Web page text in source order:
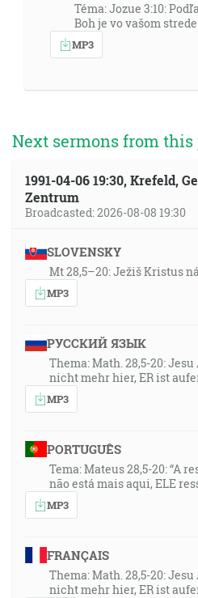
Téma: Jozue 3:10:
Boh je vo vašom
MP3
Next sermons from this
1991-04-06 19:30, Krefeld,
Zentrum
Broadcasted: 2026-08-08 19:30
SLOVENSKY
Mt 28,5–20: Ježiš Kristus
MP3
РУССКИЙ ЯЗЫК
Thema: Math. 28,5-20:
nicht mehr hier, ER ist
MP3
PORTUGUÊS
Tema: Mateus 28,5-20: “A
não está mais aqui, ELE
MP3
FRANÇAIS
Thema: Math. 28,5-20:
nicht mehr hier, ER ist